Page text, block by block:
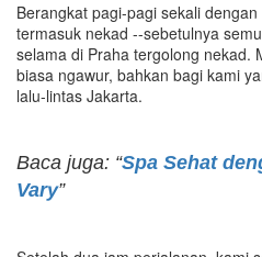
Berangkat pagi-pagi sekali
termasuk nekad --sebetulnya
selama di Praha tergolong nekad.
biasa ngawur, bahkan bagi kami
lalu-lintas Jakarta.
Baca juga: “Spa Sehat
Vary”